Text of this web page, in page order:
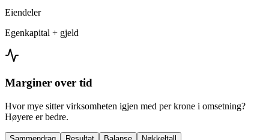
Eiendeler
Egenkapital + gjeld
Marginer over tid
Hvor mye sitter virksomheten igjen med per krone i omsetning?
Høyere er bedre.